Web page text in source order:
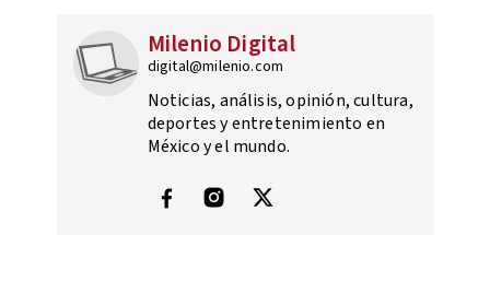
Milenio Digital
digital@milenio.com
Noticias, análisis, opinión, cultura,
deportes y entretenimiento en
México y el mundo.